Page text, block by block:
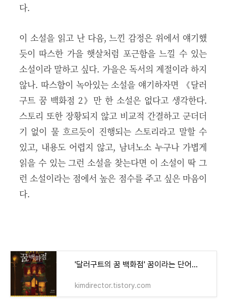
다.
이 소설을 읽고 난 다음, 느낀 감정은 위에서 얘기했
듯이 따스한 가을 햇살처럼 포근함을 느낄 수 있는
소설이라 말하고 싶다. 가을은 독서의 계절이라 하지
않나. 따스함이 녹아있는 소설을 얘기하자면 《달러
구트 꿈 백화점 2》만 한 소설은 없다고 생각한다.
스토리 또한 장황되지 않고 비교적 간결하고 군더더
기 없이 물 흐르듯이 진행되는 스토리라고 말할 수
있고, 내용도 어렵지 않고, 남녀노소 누구나 가볍게
읽을 수 있는 그런 소설을 찾는다면 이 소설이 딱 그
런 소설이라는 점에서 높은 점수를 주고 싶은 마음이
다.
'달러구트의 꿈 백화점' 꿈이라는 단어가 주는 특별한 의미
kimdirector.tistory.com